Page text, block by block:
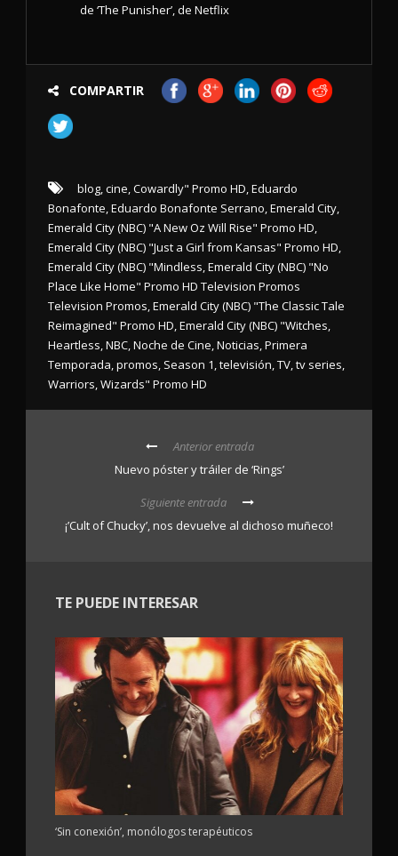
de ‘The Punisher’, de Netflix
COMPARTIR
blog,cine,Cowardly" Promo HD,Eduardo
Bonafonte,Eduardo Bonafonte Serrano,Emerald City,
Emerald City (NBC) "A New Oz Will Rise" Promo HD,
Emerald City (NBC) "Just a Girl from Kansas" Promo HD,
Emerald City (NBC) "Mindless,Emerald City (NBC) "No
Place Like Home" Promo HD Television Promos
Television Promos,Emerald City (NBC) "The Classic Tale
Reimagined" Promo HD,Emerald City (NBC) "Witches,
Heartless,NBC,Noche de Cine,Noticias,Primera
Temporada,promos, Season 1,televisión,TV,tv series,
Warriors,Wizards" Promo HD
Anterior entrada
Nuevo póster y tráiler de ‘Rings’
Siguiente entrada
¡’Cult of Chucky’, nos devuelve al dichoso muñeco!
TE PUEDE INTERESAR
‘Sin conexión’, monólogos terapéuticos